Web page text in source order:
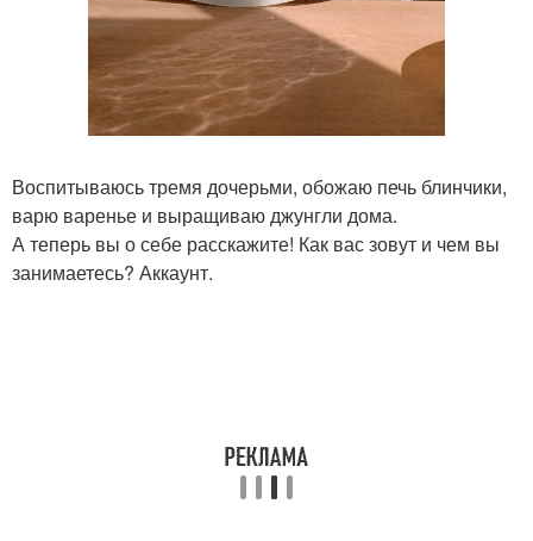
Воспитываюсь тремя дочерьми, обожаю печь блинчики,
варю варенье и выращиваю джунгли дома.
А теперь вы о себе расскажите! Как вас зовут и чем вы
занимаетесь? Аккаунт.